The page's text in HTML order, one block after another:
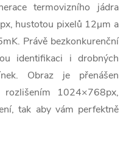
termovizního jádra
hustotou pixelů 12μm a
Právě bezkonkurenční
identifikaci i drobných
Obraz je přenášen
1024×768px,
tak aby vám perfektně